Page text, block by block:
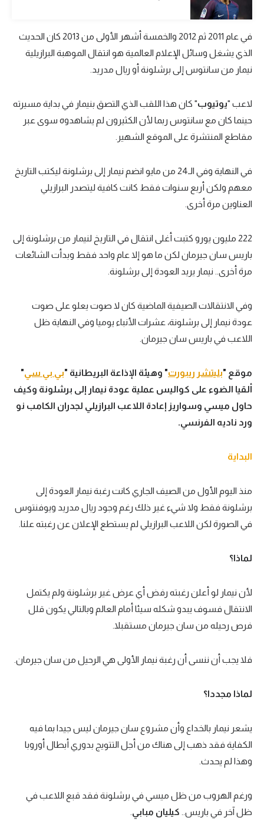
تحقيق في الجول
تقرير في الجول
تحليل في الجول
حكايات في الجول
كويز في الجول
فيديو في الجول
في عام 2011 ثم 2012 والخمسة أشهر الأولى من 2013 كان الحديث
الذي يشغل وسائل الإعلام العالمية هو انتقال الموهبة البرازيلية
نيمار من سانتوس إلى برشلونة أو ريال مدريد.
لاعب "يوتيوب" كان هذا اللقب الذي التصق بنيمار في بداية مسيرته
حينما كان مع سانتوس ربما لأن الكثيرون لم يشاهدوه سوى عبر
مقاطع المنتشرة على الموقع الشهير.
في النهاية وفي الـ24 من مايو انضم نيمار إلى برشلونة ليكتب التاريخ
معهم ولكن أربع سنوات فقط كانت كافية ليتصدر البرازيلي
العناوين مرة أخرى.
222 مليون يورو كتبت أغلى انتقال في التاريخ لنيمار من برشلونة إلى
باريس سان جيرمان لكن ما هو إلا عام واحد فقط وبدأت الشائعات
مرة أخرى.. نيمار يريد العودة إلى برشلونة.
وفي الانتقالات الصيفية الماضية كان لا صوت يعلو على صوت
عودة نيمار إلى برشلونة، عشرات الأنباء يوميا وفي النهاية ظل
اللاعب في باريس سان جيرمان.
موقع "بليتشر ريبورت" وهيئة الإذاعة البريطانية "بي بي سي"
ألقيا الضوء على كواليس عملية عودة نيمار إلى برشلونة وكيف
حاول ميسي وسواريز إعادة اللاعب البرازيلي لجدران الكامب نو
ورد ناديه الفرنسي.
البداية
منذ اليوم الأول من الصيف الجاري كانت رغبة نيمار العودة إلى
برشلونة فقط ولا شيء غير ذلك رغم وجود ريال مدريد ويوفنتوس
في الصورة لكن اللاعب البرازيلي لم يستطع الإعلان عن رغبته علنا.
لماذا؟
لأن نيمار لو أعلن رغبته رفض أي عرض غير برشلونة ولم يكتمل
الانتقال فسوف يبدو شكله سيئا أمام العالم وبالتالي يكون قلل
فرص رحيله من سان جيرمان مستقبلا.
فلا يجب أن ننسى أن رغبة نيمار الأولى هي الرحيل من سان جيرمان.
لماذا مجددا؟
يشعر نيمار بالخداع وأن مشروع سان جيرمان ليس جيدا بما فيه
الكفاية فقد ذهب إلى هناك من أجل التتويج بدوري أبطال أوروبا
وهذا لم يحدث.
ورغم الهروب من ظل ميسي في برشلونة فقد قبع اللاعب في
ظل آخر في باريس.. كيليان مبابي.